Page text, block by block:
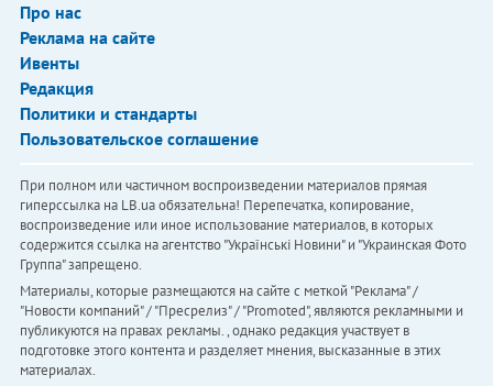
Про нас
Реклама на сайте
Ивенты
Редакция
Политики и стандарты
Пользовательское соглашение
При полном или частичном воспроизведении материалов прямая
гиперссылка на LB.ua обязательна! Перепечатка, копирование,
воспроизведение или иное использование материалов, в которых
содержится ссылка на агентство "Українськi Новини" и "Украинская Фото
Группа" запрещено.
Материалы, которые размещаются на сайте с меткой "Реклама" /
"Новости компаний" / "Пресрелиз" / "Promoted", являются рекламными и
публикуются на правах рекламы. , однако редакция участвует в
подготовке этого контента и разделяет мнения, высказанные в этих
материалах.